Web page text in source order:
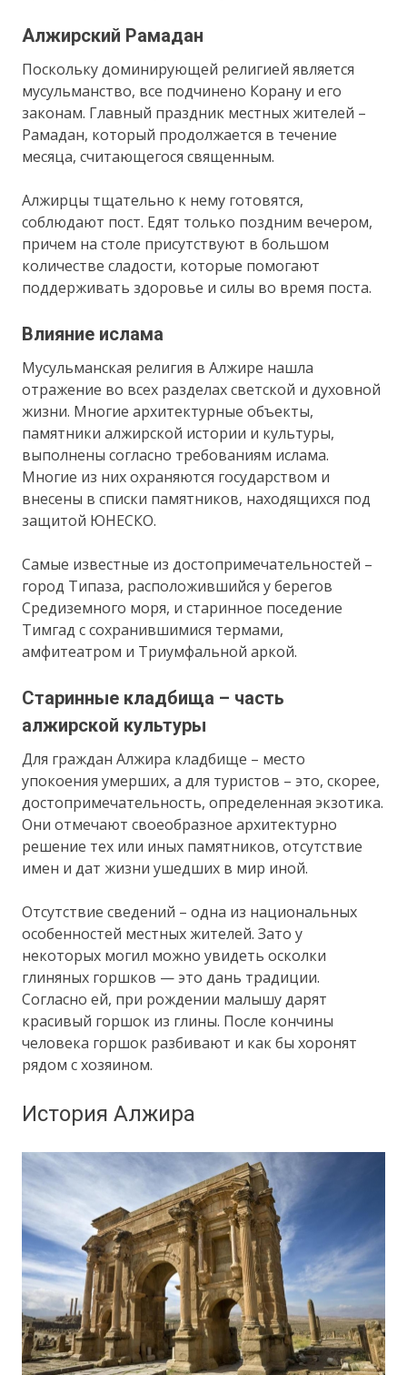
Алжирский Рамадан
Поскольку доминирующей религией является
мусульманство, все подчинено Корану и его
законам. Главный праздник местных жителей –
Рамадан, который продолжается в течение
месяца, считающегося священным.
Алжирцы тщательно к нему готовятся,
соблюдают пост. Едят только поздним вечером,
причем на столе присутствуют в большом
количестве сладости, которые помогают
поддерживать здоровье и силы во время поста.
Влияние ислама
Мусульманская религия в Алжире нашла
отражение во всех разделах светской и духовной
жизни. Многие архитектурные объекты,
памятники алжирской истории и культуры,
выполнены согласно требованиям ислама.
Многие из них охраняются государством и
внесены в списки памятников, находящихся под
защитой ЮНЕСКО.
Самые известные из достопримечательностей –
город Типаза, расположившийся у берегов
Средиземного моря, и старинное поседение
Тимгад с сохранившимися термами,
амфитеатром и Триумфальной аркой.
Старинные кладбища – часть
алжирской культуры
Для граждан Алжира кладбище – место
упокоения умерших, а для туристов – это, скорее,
достопримечательность, определенная экзотика.
Они отмечают своеобразное архитектурно
решение тех или иных памятников, отсутствие
имен и дат жизни ушедших в мир иной.
Отсутствие сведений – одна из национальных
особенностей местных жителей. Зато у
некоторых могил можно увидеть осколки
глиняных горшков — это дань традиции.
Согласно ей, при рождении малышу дарят
красивый горшок из глины. После кончины
человека горшок разбивают и как бы хоронят
рядом с хозяином.
История Алжира